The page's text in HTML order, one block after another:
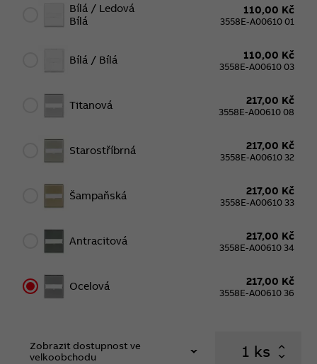
Bílá / Ledová
Bílá
110,00 Kč
3558E-A00610 01
Bílá / Bílá 110,00 Kč
3558E-A00610 03
Titanová 217,00 Kč
3558E-A00610 08
Starostříbrná 217,00 Kč
3558E-A00610 32
Šampaňská 217,00 Kč
3558E-A00610 33
Antracitová 217,00 Kč
3558E-A00610 34
Ocelová 217,00 Kč
3558E-A00610 36
Zobrazit dostupnost ve
velkoobchodu
ks